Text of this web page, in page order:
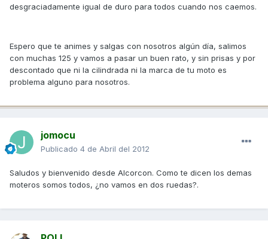
desgraciadamente igual de duro para todos cuando nos caemos.
Espero que te animes y salgas con nosotros algún día, salimos
con muchas 125 y vamos a pasar un buen rato, y sin prisas y por
descontado que ni la cilindrada ni la marca de tu moto es
problema alguno para nosotros.
jomocu
Publicado 4 de Abril del 2012
Saludos y bienvenido desde Alcorcon. Como te dicen los demas
moteros somos todos, ¿no vamos en dos ruedas?.